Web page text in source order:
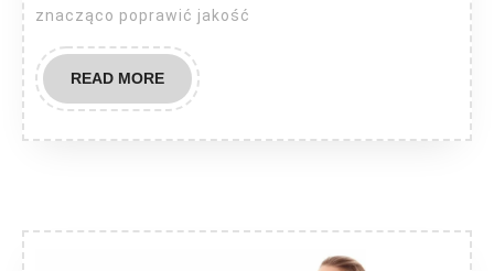
znacząco poprawić jakość
READ MOREREAD
MORE